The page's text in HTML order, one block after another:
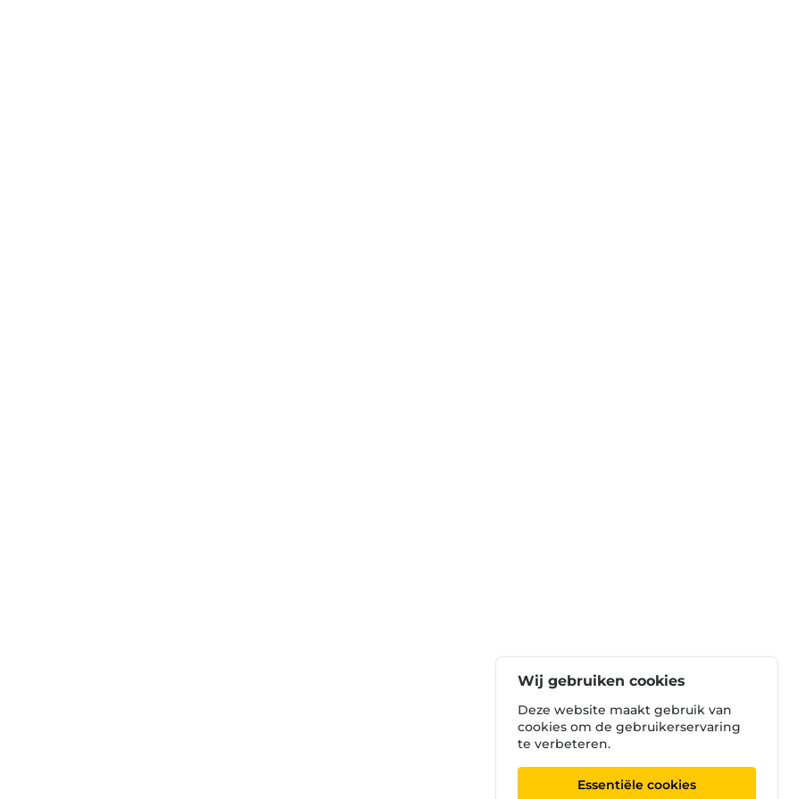
Wij gebruiken cookies
Deze website maakt gebruik van
cookies om de gebruikerservaring
te verbeteren.
Essentiële cookies